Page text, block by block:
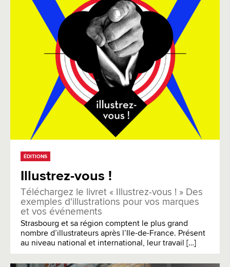
ÉDITIONS
Illustrez-vous !
Téléchargez le livret « Illustrez-vous ! » Des
exemples d'illustrations pour vos marques
et vos événements
Strasbourg et sa région comptent le plus grand
nombre d’illustrateurs après l’Ile-de-France. Présent
au niveau national et international, leur travail […]